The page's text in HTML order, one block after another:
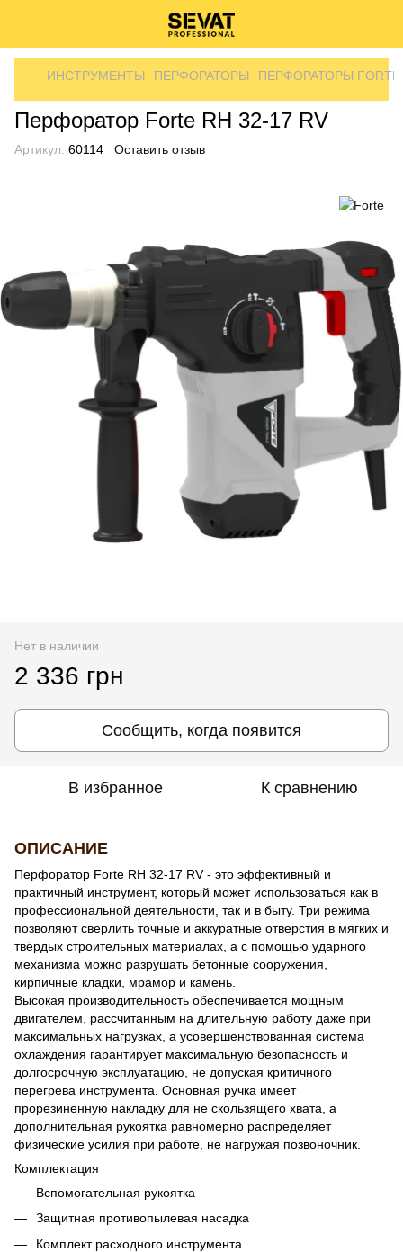
ИНСТРУМЕНТЫ ПЕРФОРАТОРЫ ПЕРФОРАТОРЫ FORTE
Перфоратор Forte RH 32-17 RV
Артикул: 60114 Оставить отзыв
Нет в наличии
2 336 грн
Сообщить, когда появится
В избранное К сравнению
ОПИСАНИЕ
Перфоратор Forte RH 32-17 RV - это эффективный и
практичный инструмент, который может использоваться как в
профессиональной деятельности, так и в быту. Три режима
позволяют сверлить точные и аккуратные отверстия в мягких и
твёрдых строительных материалах, а с помощью ударного
механизма можно разрушать бетонные сооружения,
кирпичные кладки, мрамор и камень.
Высокая производительность обеспечивается мощным
двигателем, рассчитанным на длительную работу даже при
максимальных нагрузках, а усовершенствованная система
охлаждения гарантирует максимальную безопасность и
долгосрочную эксплуатацию, не допуская критичного
перегрева инструмента. Основная ручка имеет
прорезиненную накладку для не скользящего хвата, а
дополнительная рукоятка равномерно распределяет
физические усилия при работе, не нагружая позвоночник.
Комплектация
Вспомогательная рукоятка
Защитная противопылевая насадка
Комплект расходного инструмента